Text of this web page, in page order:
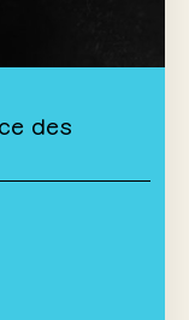
des